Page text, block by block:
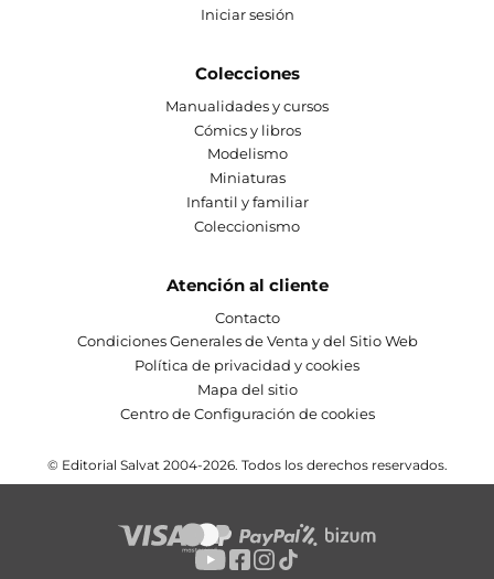
Iniciar sesión
Colecciones
Manualidades y cursos
Cómics y libros
Modelismo
Miniaturas
Infantil y familiar
Coleccionismo
Atención al cliente
Contacto
Condiciones Generales de Venta y del Sitio Web
Política de privacidad y cookies
Mapa del sitio
Centro de Configuración de cookies
© Editorial Salvat 2004-2026. Todos los derechos reservados.